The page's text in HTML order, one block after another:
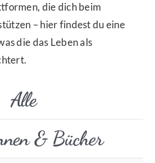
die dich beim
– hier findest du eine
die das Leben als
Alle
& Bücher